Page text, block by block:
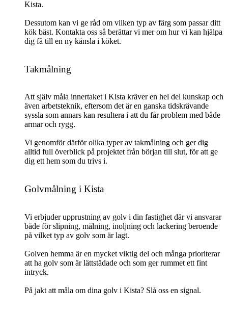
Kista.
Dessutom kan vi ge råd om vilken typ av färg som passar ditt
kök bäst. Kontakta oss så berättar vi mer om hur vi kan hjälpa
dig få till en ny känsla i köket.
Takmålning
Att själv måla innertaket i Kista kräver en hel del kunskap och
även arbetsteknik, eftersom det är en ganska tidskrävande
syssla som annars kan resultera i att du får problem med både
armar och rygg.
Vi genomför därför olika typer av takmålning och ger dig
alltid full överblick på projektet från början till slut, för att ge
dig ett hem som du trivs i.
Golvmålning i Kista
Vi erbjuder upprustning av golv i din fastighet där vi ansvarar
både för slipning, målning, inoljning och lackering beroende
på vilket typ av golv som är lagt.
Golven hemma är en mycket viktig del och många prioriterar
att ha golv som är lättstädade och som ger rummet ett fint
intryck.
På jakt att måla om dina golv i Kista? Slå oss en signal.